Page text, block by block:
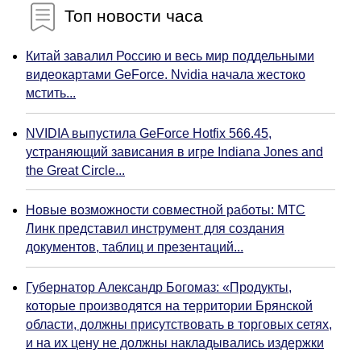
Топ новости часа
Китай завалил Россию и весь мир поддельными
видеокартами GeForce. Nvidia начала жестоко
мстить...
NVIDIA выпустила GeForce Hotfix 566.45,
устраняющий зависания в игре Indiana Jones and
the Great Circle...
Новые возможности совместной работы: МТС
Линк представил инструмент для создания
документов, таблиц и презентаций...
Губернатор Александр Богомаз: «Продукты,
которые производятся на территории Брянской
области, должны присутствовать в торговых сетях,
и на их цену не должны накладывались издержки